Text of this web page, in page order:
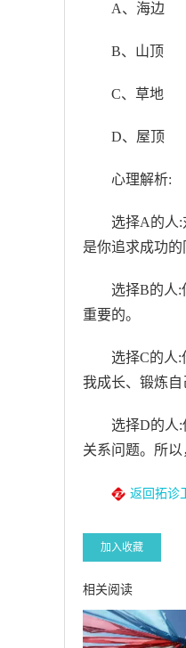
A、海边
B、山顶
C、草地
D、屋顶
心理解析:
选择A的人:
是你追求成功的
选择B的人
重要的。
选择C的人
我成长、锻炼自
选择D的人
关系问题。所以
返回拓诊
加入收藏
相关阅读